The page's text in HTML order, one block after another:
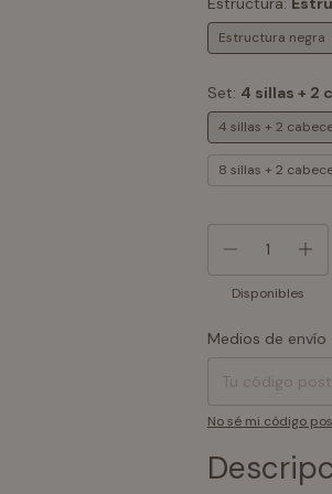
Estructura negra
Set: 4 sillas + 2
4 sillas + 2
8 sillas + 2
Disponibles
Entregas para el CP:
Medios de envío
No sé mi código